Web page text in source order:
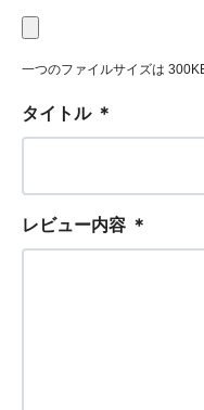
一つのファイルサイズは
タイトル ＊
レビュー内容 ＊